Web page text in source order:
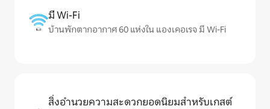
มี Wi-Fi
บ้านพักตากอากาศ 60 แห่งใน แองเคอเรจ มี Wi-Fi
สิ่งอำนวยความสะดวกยอดนิยมสำหรับเกสต์